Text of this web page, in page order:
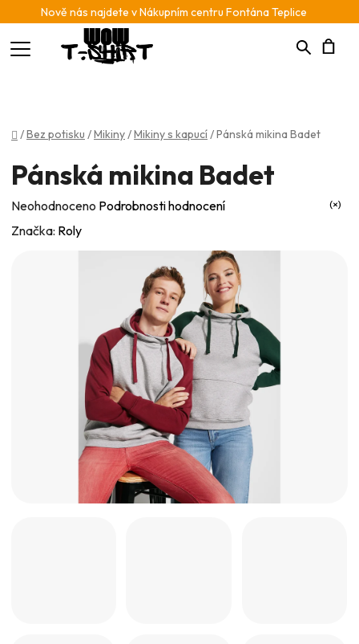
Nově nás najdete v Nákupním centru Fontána Teplice
Hledat
Domů
/Bez potisku /Mikiny/Mikiny s kapucí/Pánská mikina Badet
Pánská mikina Badet
Průměrné
hodnocení
Neohodnoceno Podrobnosti hodnocení
Značka: Roly